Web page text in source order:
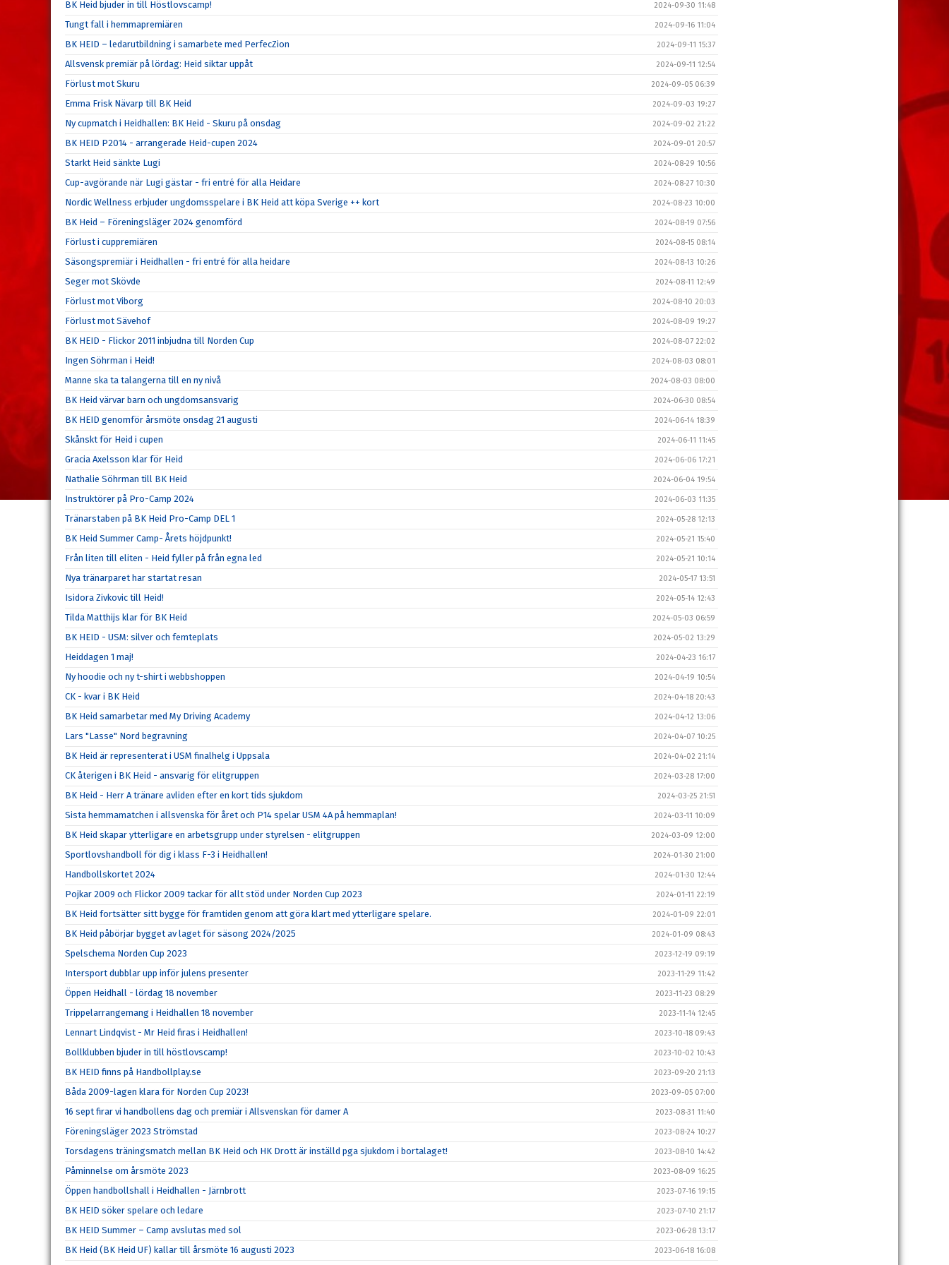
BK Heid bjuder in till Höstlovscamp! 2024-09-30 11:48
Tungt fall i hemmapremiären 2024-09-16 11:04
BK HEID – ledarutbildning i samarbete med PerfecZion 2024-09-11 15:37
Allsvensk premiär på lördag: Heid siktar uppåt 2024-09-11 12:54
Förlust mot Skuru 2024-09-05 06:39
Emma Frisk Nävarp till BK Heid 2024-09-03 19:27
Ny cupmatch i Heidhallen: BK Heid - Skuru på onsdag 2024-09-02 21:22
BK HEID P2014 - arrangerade Heid-cupen 2024 2024-09-01 20:57
Starkt Heid sänkte Lugi 2024-08-29 10:56
Cup-avgörande när Lugi gästar - fri entré för alla Heidare 2024-08-27 10:30
Nordic Wellness erbjuder ungdomsspelare i BK Heid att köpa Sverige ++ kort 2024-08-23 10:00
BK Heid – Föreningsläger 2024 genomförd 2024-08-19 07:56
Förlust i cuppremiären 2024-08-15 08:14
Säsongspremiär i Heidhallen - fri entré för alla heidare 2024-08-13 10:26
Seger mot Skövde 2024-08-11 12:49
Förlust mot Viborg 2024-08-10 20:03
Förlust mot Sävehof 2024-08-09 19:27
BK HEID - Flickor 2011 inbjudna till Norden Cup 2024-08-07 22:02
Ingen Söhrman i Heid! 2024-08-03 08:01
Manne ska ta talangerna till en ny nivå 2024-08-03 08:00
BK Heid värvar barn och ungdomsansvarig 2024-06-30 08:54
BK HEID genomför årsmöte onsdag 21 augusti 2024-06-14 18:39
Skånskt för Heid i cupen 2024-06-11 11:45
Gracia Axelsson klar för Heid 2024-06-06 17:21
Nathalie Söhrman till BK Heid 2024-06-04 19:54
Instruktörer på Pro-Camp 2024 2024-06-03 11:35
Tränarstaben på BK Heid Pro-Camp DEL 1 2024-05-28 12:13
BK Heid Summer Camp- Årets höjdpunkt! 2024-05-21 15:40
Från liten till eliten - Heid fyller på från egna led 2024-05-21 10:14
Nya tränarparet har startat resan 2024-05-17 13:51
Isidora Zivkovic till Heid! 2024-05-14 12:43
Tilda Matthijs klar för BK Heid 2024-05-03 06:59
BK HEID - USM: silver och femteplats 2024-05-02 13:29
Heiddagen 1 maj! 2024-04-23 16:17
Ny hoodie och ny t-shirt i webbshoppen 2024-04-19 10:54
CK - kvar i BK Heid 2024-04-18 20:43
BK Heid samarbetar med My Driving Academy 2024-04-12 13:06
Lars "Lasse" Nord begravning 2024-04-07 10:25
BK Heid är representerat i USM finalhelg i Uppsala 2024-04-02 21:14
CK återigen i BK Heid - ansvarig för elitgruppen 2024-03-28 17:00
BK Heid - Herr A tränare avliden efter en kort tids sjukdom 2024-03-25 21:51
Sista hemmamatchen i allsvenska för året och P14 spelar USM 4A på hemmaplan! 2024-03-11 10:09
BK Heid skapar ytterligare en arbetsgrupp under styrelsen - elitgruppen 2024-03-09 12:00
Sportlovshandboll för dig i klass F-3 i Heidhallen! 2024-01-30 21:00
Handbollskortet 2024 2024-01-30 12:44
Pojkar 2009 och Flickor 2009 tackar för allt stöd under Norden Cup 2023 2024-01-11 22:19
BK Heid fortsätter sitt bygge för framtiden genom att göra klart med ytterligare spelare. 2024-01-09 22:01
BK Heid påbörjar bygget av laget för säsong 2024/2025 2024-01-09 08:43
Spelschema Norden Cup 2023 2023-12-19 09:19
Intersport dubblar upp inför julens presenter 2023-11-29 11:42
Öppen Heidhall - lördag 18 november 2023-11-23 08:29
Trippelarrangemang i Heidhallen 18 november 2023-11-14 12:45
Lennart Lindqvist - Mr Heid firas i Heidhallen! 2023-10-18 09:43
Bollklubben bjuder in till höstlovscamp! 2023-10-02 10:43
BK HEID finns på Handbollplay.se 2023-09-20 21:13
Båda 2009-lagen klara för Norden Cup 2023! 2023-09-05 07:00
16 sept firar vi handbollens dag och premiär i Allsvenskan för damer A 2023-08-31 11:40
Föreningsläger 2023 Strömstad 2023-08-24 10:27
Torsdagens träningsmatch mellan BK Heid och HK Drott är inställd pga sjukdom i bortalaget! 2023-08-10 14:42
Påminnelse om årsmöte 2023 2023-08-09 16:25
Öppen handbollshall i Heidhallen - Järnbrott 2023-07-16 19:15
BK HEID söker spelare och ledare 2023-07-10 21:17
BK HEID Summer – Camp avslutas med sol 2023-06-28 13:17
BK Heid (BK Heid UF) kallar till årsmöte 16 augusti 2023 2023-06-18 16:08